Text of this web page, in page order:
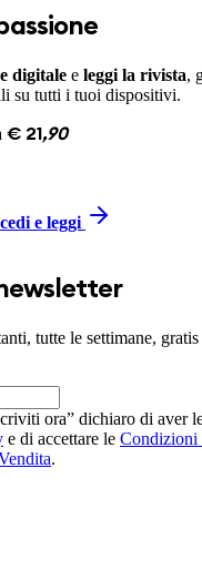
digitale e leggi la rivista,
su tutti i tuoi dispositivi.
€ 21 ,90
e leggi
tutte le settimane,
ora” dichiaro di aver
e di accettare le Condizioni
.